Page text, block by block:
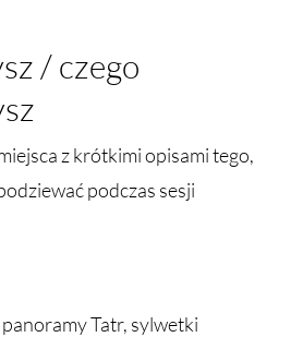
/ czego
z krótkimi opisami tego,
podczas sesji
Tatr, sylwetki